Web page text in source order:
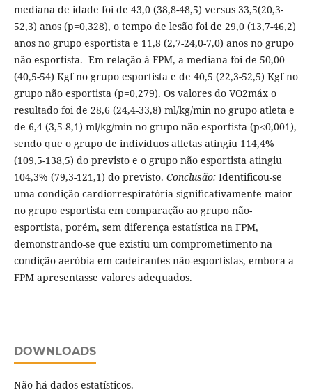
mediana de idade foi de 43,0 (38,8-48,5) versus 33,5(20,3-
52,3) anos (p=0,328), o tempo de lesão foi de 29,0 (13,7-46,2)
anos no grupo esportista e 11,8 (2,7-24,0-7,0) anos no grupo
não esportista. Em relação à FPM, a mediana foi de 50,00
(40,5-54) Kgf no grupo esportista e de 40,5 (22,3-52,5) Kgf no
grupo não esportista (p=0,279). Os valores do VO2máx o
resultado foi de 28,6 (24,4-33,8) ml/kg/min no grupo atleta e
de 6,4 (3,5-8,1) ml/kg/min no grupo não-esportista (p<0,001),
sendo que o grupo de indivíduos atletas atingiu 114,4%
(109,5-138,5) do previsto e o grupo não esportista atingiu
104,3% (79,3-121,1) do previsto. Conclusão:Identificou-se
uma condição cardiorrespiratória significativamente maior
no grupo esportista em comparação ao grupo não-
esportista, porém, sem diferença estatística na FPM,
demonstrando-se que existiu um comprometimento na
condição aeróbia em cadeirantes não-esportistas, embora a
FPM apresentasse valores adequados.
DOWNLOADS
Não há dados estatísticos.